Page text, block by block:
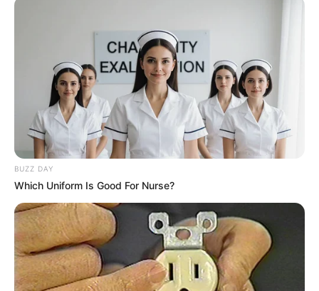
TRANSVERSAL DEL CARARE
FLORIDABLANCA
LLUVIAS EN SANTANDER
CIERRES VIALES EN SANTANDER
BUZZ DAY
Which Uniform Is Good For Nurse?